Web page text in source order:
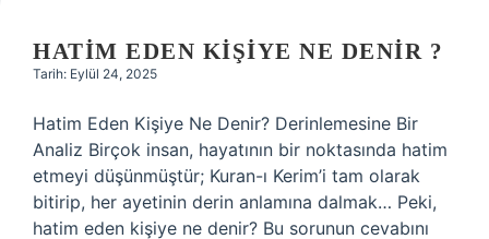
HATIM EDEN KIŞIYE NE DENIR ?
Tarih: Eylül 24, 2025
Hatim Eden Kişiye Ne Denir? Derinlemesine Bir
Analiz Birçok insan, hayatının bir noktasında hatim
etmeyi düşünmüştür; Kuran-ı Kerim’i tam olarak
bitirip, her ayetinin derin anlamına dalmak… Peki,
hatim eden kişiye ne denir? Bu sorunun cevabını